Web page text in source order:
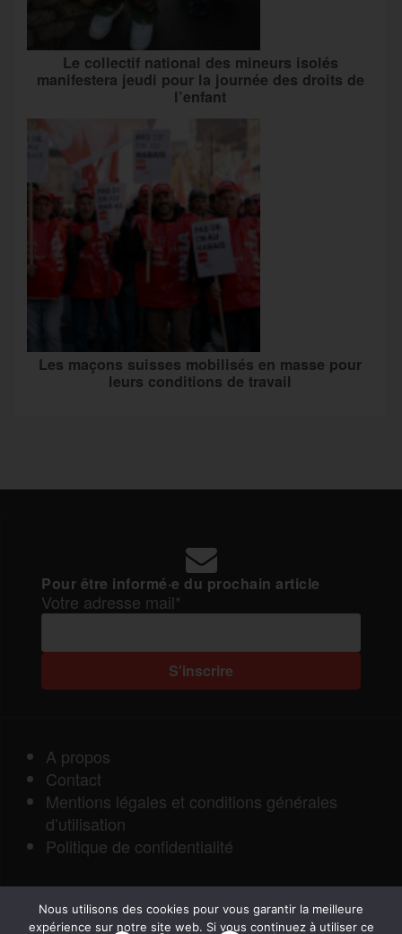
Le collectif national des mineurs isolés
manifestera jeudi pour la journée des droits de
l’enfant
Les maçons suisses mobilisés en masse pour
leurs conditions de travail
Pour être informé·e du prochain article
Votre adresse mail*
A propos
Contact
Mentions légales et conditions générales
d’utilisation
Politique de confidentialité
Nous utilisons des cookies pour vous garantir la meilleure
expérience sur notre site web. Si vous continuez à utiliser ce